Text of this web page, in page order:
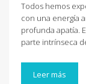
Todos hemos
con una energía
profunda apatía.
parte intrínseca
Leer más